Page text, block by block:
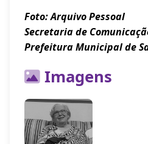
Foto: Arquivo Pessoal
Secretaria de
Prefeitura Municipal de
Imagens